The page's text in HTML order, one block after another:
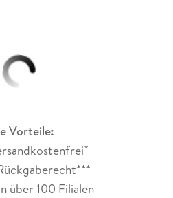
Vorteile:
über 100 Filialen